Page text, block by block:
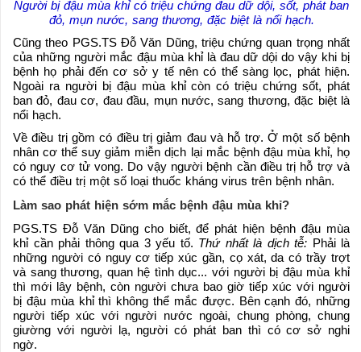
Người bị đậu mùa khỉ có triệu chứng đau dữ dội, sốt, phát ban
đỏ, mụn nước, sang thương, đặc biệt là nổi hạch.
Cũng theo PGS.TS Đỗ Văn Dũng, triệu chứng quan trọng nhất
của những người mắc đậu mùa khỉ là đau dữ dội do vậy khi bị
bệnh họ phải đến cơ sở y tế nên có thể sàng lọc, phát hiện.
Ngoài ra người bị đậu mùa khỉ còn có triệu chứng sốt, phát
ban đỏ, đau cơ, đau đầu, mụn nước, sang thương, đặc biệt là
nổi hạch.
Về điều trị gồm có điều trị giảm đau và hỗ trợ. Ở một số bệnh
nhân cơ thể suy giảm miễn dịch lại mắc bệnh đậu mùa khỉ, họ
có nguy cơ tử vong. Do vậy người bệnh cần điều trị hỗ trợ và
có thể điều trị một số loại thuốc kháng virus trên bệnh nhân.
Làm sao phát hiện sớm mắc bệnh đậu mùa khỉ?
PGS.TS Đỗ Văn Dũng cho biết, để phát hiện bệnh đậu mùa
khỉ cần phải thông qua 3 yếu tố. Thứ nhất là dịch tễ: Phải là
những người có nguy cơ tiếp xúc gần, cọ xát, da có trầy trợt
và sang thương, quan hệ tình dục... với người bị đậu mùa khỉ
thì mới lây bệnh, còn người chưa bao giờ tiếp xúc với người
bị đậu mùa khỉ thì không thể mắc được. Bên cạnh đó, những
người tiếp xúc với người nước ngoài, chung phòng, chung
giường với người lạ, người có phát ban thì có cơ sở nghi
ngờ.